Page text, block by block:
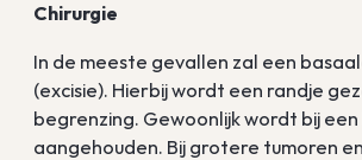
Chirurgie
In de meeste gevallen zal een
(excisie). Hierbij wordt een randje
begrenzing. Gewoonlijk wordt bij
aangehouden. Bij grotere tumoren